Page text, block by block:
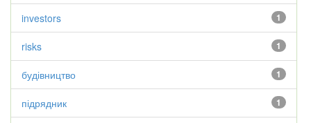
1
investors
1
risks
1
будівництво
1
підрядник